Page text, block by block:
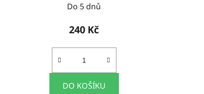
Do 5 dnů
240 Kč
DO KOŠÍKU